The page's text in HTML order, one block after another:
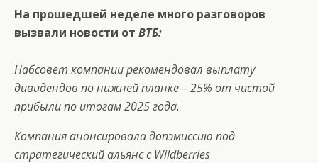
На прошедшей неделе много разговоров
вызвали новости от ВТБ:
Набсовет компании рекомендовал выплату
дивидендов по нижней планке – 25% от чистой
прибыли по итогам 2025 года.
Компания анонсировала допэмиссию под
стратегический альянс с Wildberries